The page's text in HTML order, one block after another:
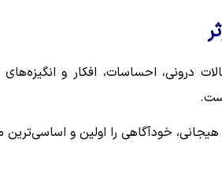
درونی، احساسات، افکار و
خودآگاهی را اولین و